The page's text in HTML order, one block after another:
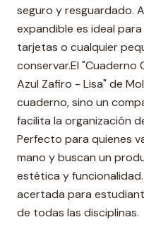
seguro y resguardado.
expandible es ideal
tarjetas o cualquier
conservar.El
Azul Zafiro - Lisa" de
cuaderno, sino un
facilita la organización
Perfecto para quienes
mano y buscan un
estética y
acertada para
de todas las disciplinas.